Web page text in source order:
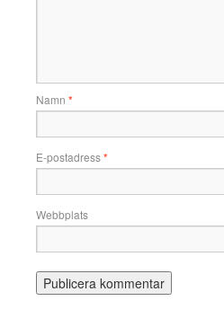
Namn *
E-postadress*
Webbplats